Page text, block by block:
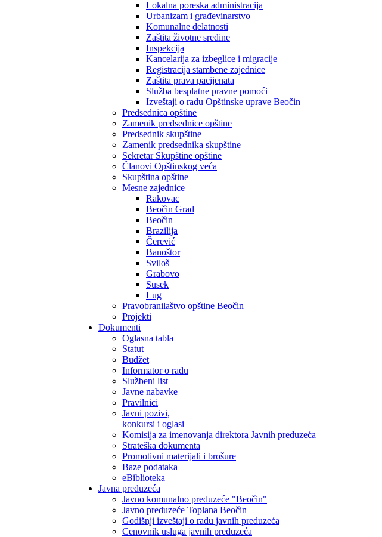
Lokalna poreska administracija
Urbanizam i građevinarstvo
Komunalne delatnosti
Zaštita životne sredine
Inspekcija
Kancelarija za izbeglice i migracije
Registracija stambene zajednice
Zaštita prava pacijenata
Služba besplatne pravne pomoći
Izveštaji o radu Opštinske uprave Beočin
Predsednica opštine
Zamenik predsednice opštine
Predsednik skupštine
Zamenik predsednika skupštine
Sekretar Skupštine opštine
Članovi Opštinskog veća
Skupština opštine
Mesne zajednice
Rakovac
Beočin Grad
Beočin
Brazilija
Čerević
Banoštor
Sviloš
Grabovo
Susek
Lug
Pravobranilaštvo opštine Beočin
Projekti
Dokumenti
Oglasna tabla
Statut
Budžet
Informator o radu
Službeni list
Javne nabavke
Pravilnici
Javni pozivi,
konkursi i oglasi
Komisija za imenovanja direktora Javnih preduzeća
Strateška dokumenta
Promotivni materijali i brošure
Baze podataka
eBiblioteka
Javna preduzeća
Javno komunalno preduzeće "Beočin"
Javno preduzeće Toplana Beočin
Godišnji izveštaji o radu javnih preduzeća
Cenovnik usluga javnih preduzeća